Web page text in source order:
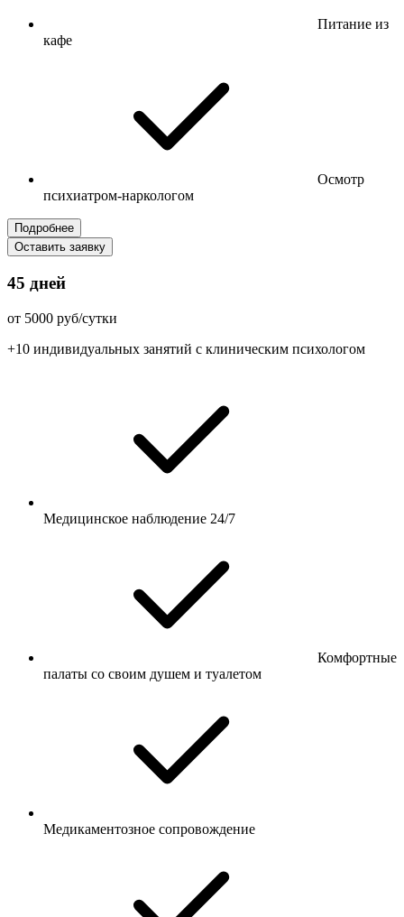
Питание из
кафе
Осмотр
психиатром-наркологом
Подробнее
Оставить заявку
45 дней
от 5000 руб/сутки
+10 индивидуальных занятий с клиническим психологом
Медицинское наблюдение 24/7
Комфортные
палаты со своим душем и туалетом
Медикаментозное сопровождение